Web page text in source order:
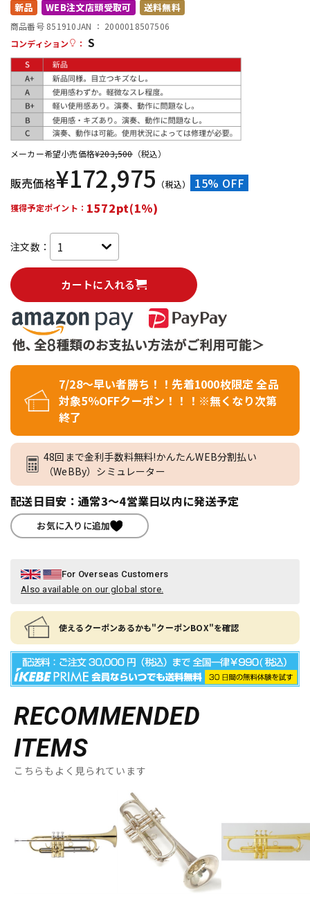
配信/ライブ機器
中古 ヴィンテージ
新品 WEB注文店頭受取可 送料無料
商品番号 851910JAN ： 2000018507506
コンディション
： S
メーカー希望小売価格¥203,500（税込）
販売価格¥172,975 （税込） 15% OFF
獲得予定ポイント： 1572pt(1%)
注文数：
カートに入れる
7/28～早い者勝ち！！先着1000枚限定 全品
対象5％OFFクーポン！！！※無くなり次第
終了
48回まで金利手数料無料!かんたんWEB分割払い
（WeBBy）シミュレーター
配送日目安：通常3～4営業日以内に発送予定
お気に入りに追加
For Overseas Customers
Also available on our global store.
使えるクーポンあるかも"クーポンBOX"を確認
RECOMMENDED
ITEMS
こちらもよく見られています